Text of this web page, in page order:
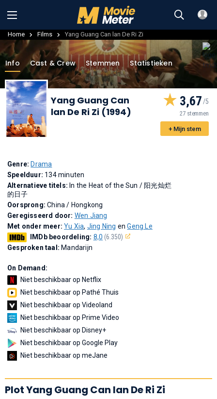
Home Films Yang Guang Can lan De Ri Zi
Info Cast & Crew Stemmen Statistieken
Yang Guang Can
lan De Ri Zi (1994)
3,67
27 stemmen
+ Mijn stem
Genre: Drama
Speelduur: 134 minuten
Alternatieve titels: In the Heat of the Sun / 阳光灿烂
的日子
Oorsprong:China / Hongkong
Geregisseerd door: Wen Jiang
Met onder meer:Yu Xia, Jing Ning enGeng Le
IMDb beoordeling: 8,0 (6.350)
Gesproken taal: Mandarijn
On Demand:
Niet beschikbaar op Netflix
Niet beschikbaar op Pathé Thuis
Niet beschikbaar op Videoland
Niet beschikbaar op Prime Video
Niet beschikbaar op Disney+
Niet beschikbaar op Google Play
Niet beschikbaar op meJane
Plot Yang Guang Can lan De Ri Zi